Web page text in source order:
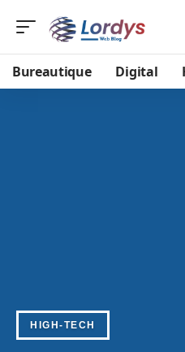
Bureautique Digital
HIGH-TECH